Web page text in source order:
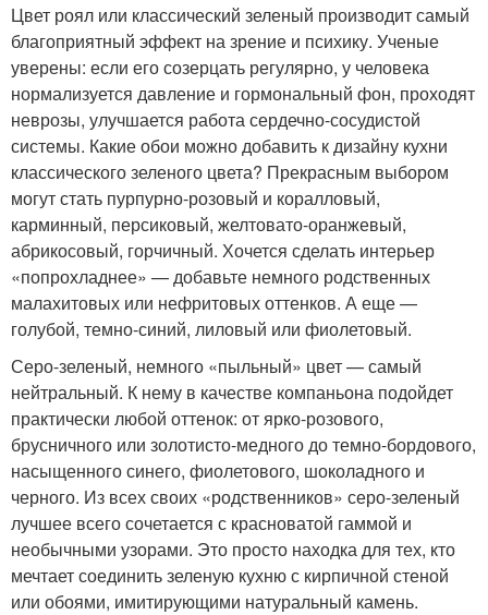
Цвет роял или классический зеленый производит самый
благоприятный эффект на зрение и психику. Ученые
уверены: если его созерцать регулярно, у человека
нормализуется давление и гормональный фон, проходят
неврозы, улучшается работа сердечно-сосудистой
системы. Какие обои можно добавить к дизайну кухни
классического зеленого цвета? Прекрасным выбором
могут стать пурпурно-розовый и коралловый,
карминный, персиковый, желтовато-оранжевый,
абрикосовый, горчичный. Хочется сделать интерьер
«попрохладнее» — добавьте немного родственных
малахитовых или нефритовых оттенков. А еще —
голубой, темно-синий, лиловый или фиолетовый.
Серо-зеленый, немного «пыльный» цвет — самый
нейтральный. К нему в качестве компаньона подойдет
практически любой оттенок: от ярко-розового,
брусничного или золотисто-медного до темно-бордового,
насыщенного синего, фиолетового, шоколадного и
черного. Из всех своих «родственников» серо-зеленый
лучшее всего сочетается с красноватой гаммой и
необычными узорами. Это просто находка для тех, кто
мечтает соединить зеленую кухню с кирпичной стеной
или обоями, имитирующими натуральный камень.